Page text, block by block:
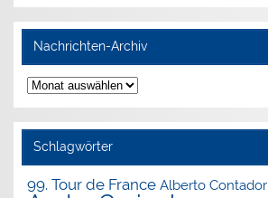
Nachrichten-Archiv
Nachrichten-
Archiv
Schlagwörter
99. Tour de France Alberto Contador